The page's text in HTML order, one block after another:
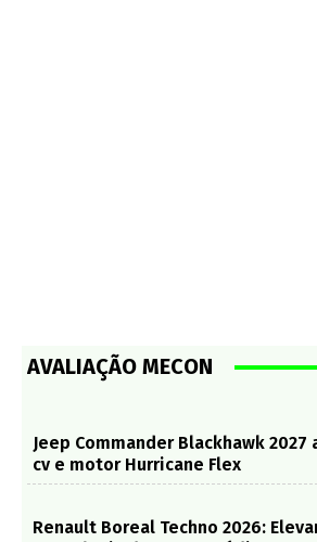
AVALIAÇÃO MECON
Jeep Commander Blackhawk 2027
cv e motor Hurricane Flex
Renault Boreal Techno 2026: